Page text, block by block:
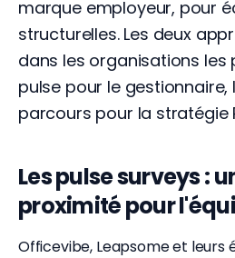
marque employeur, pour
structurelles. Les deux
dans les organisations les
pulse pour le gestionnaire,
parcours pour la stratégie
Les pulse surveys :
proximité pour
Officevibe, Leapsome et